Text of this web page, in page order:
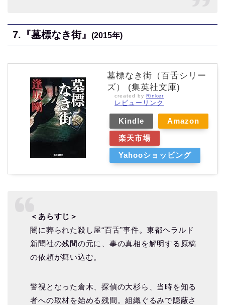
7.『墓標なき街』 (2015年)
墓標なき街（百舌シリー
ズ） (集英社文庫)
created by Rinker
レビューリンク
Kindle
Amazon
楽天市場
Yahooショッピング
＜あらすじ＞
闇に葬られた殺し屋“百舌”事件。東都ヘラルド
新聞社の残間の元に、事の真相を解明する原稿
の依頼が舞い込む。
警視となった倉木、探偵の大杉ら、当時を知る
者への取材を始める残間。組織ぐるみで隠蔽さ